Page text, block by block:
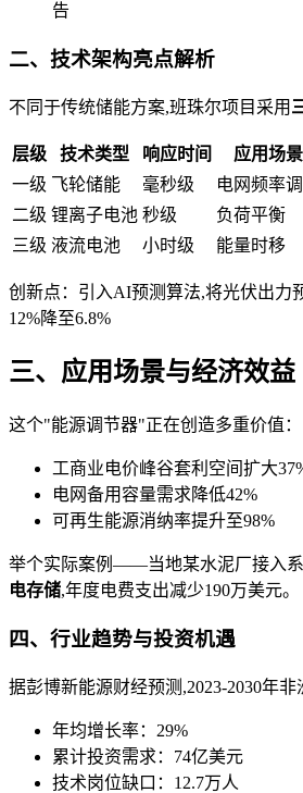
告
二、技术架构亮点解析
不同于传统储能方案,班珠尔项目采用
层级 技术类型 响应时间
应用场景
一级 飞轮储能 毫秒级
电网频率
二级 锂离子电池 秒级
负荷平衡
三级 液流电池 小时级 能量时移
创新点：引入AI预测算法,将光伏出力
12%降至6.8%
三、应用场景与经济效益
这个"能源调节器"正在创造多重价值：
工商业电价峰谷套利空间扩大
电网备用容量需求降低42%
可再生能源消纳率提升至98%
举个实际案例——当地某水泥厂接入
电存储,年度电费支出减少190万美元。
四、行业趋势与投资机遇
据彭博新能源财经预测,2023-2030年非
年均增长率：29%
累计投资需求：74亿美元
技术岗位缺口：12.7万人